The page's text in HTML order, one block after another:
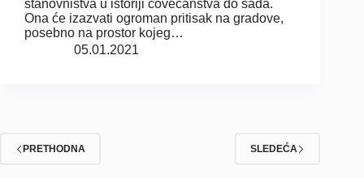
stanovništva u istoriji čovečanstva do sada.
Ona će izazvati ogroman pritisak na gradove,
posebno na prostor kojeg…
05.01.2021
PRETHODNA SLEDEĆA